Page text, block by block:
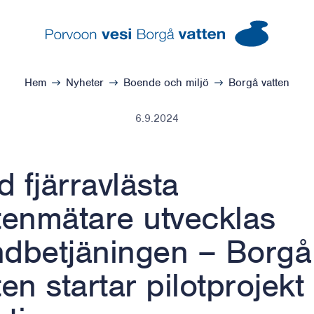
Hem Nyheter Boende och miljö Borgå vatten
6.9.2024
fjärravlästa
utvecklas
– Borgå
startar pilotprojekt